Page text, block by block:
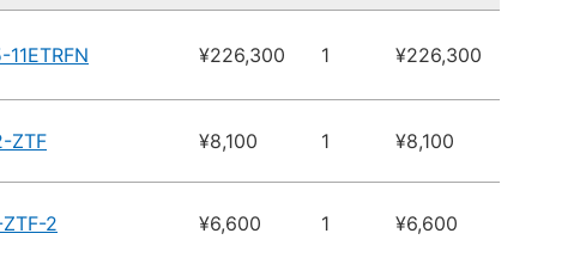
11ETRFN ¥226,300 1 ¥226,300
ZTF ¥8,100 1 ¥8,100
2 ¥6,600 1 ¥6,600